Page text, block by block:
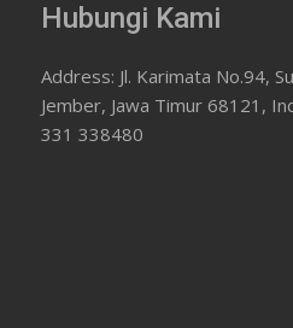
Hubungi Kami
Address: Jl. Karimata No.94,
Jember, Jawa Timur 68121,
331 338480